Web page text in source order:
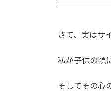
さて、実はサ
私が子供の頃
そしてその心